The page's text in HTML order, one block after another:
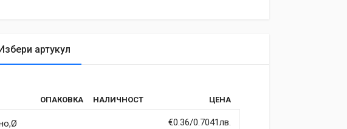
артукул
vitae sodales in, maximus ut lectus. Vivamus commodo
ОПАКОВКА НАЛИЧНОСТ ЦЕНА
€0.36/0.7041лв.